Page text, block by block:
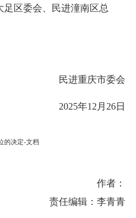
足区委会、民进潼南区总
民进重庆市委会
年12月26日
的决定-文档
作者：
责任编辑：李青青